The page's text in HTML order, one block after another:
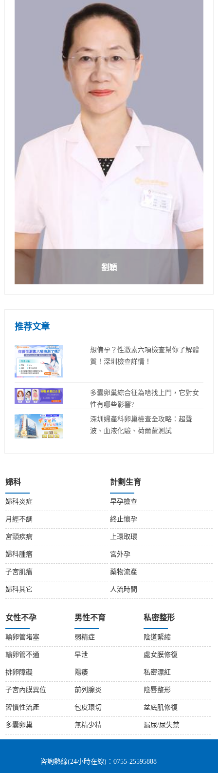
劉穎
推荐文章
想備孕？性激素六項檢查幫你了解體
質！深圳檢查詳情！
多囊卵巢綜合征為啥找上門，它對女
性有哪些影響?
深圳婦產科卵巢檢查全攻略：超聲
波、血液化驗、荷爾蒙測試
婦科
婦科炎症
月經不調
宮頸疾病
婦科腫瘤
子宮肌瘤
婦科其它
計劃生育
早孕檢查
終止懷孕
上環取環
宮外孕
藥物流產
人流時間
女性不孕
輸卵管堵塞
輸卵管不通
排卵障礙
子宮內膜異位
習慣性流產
多囊卵巢
男性不育
弱精症
早泄
陽痿
前列腺炎
包皮環切
無精少精
私密整形
陰道緊縮
處女膜修復
私密漂紅
陰唇整形
盆底肌修復
漏尿/尿失禁
咨詢熱線(24小時在線)：0755-25595888